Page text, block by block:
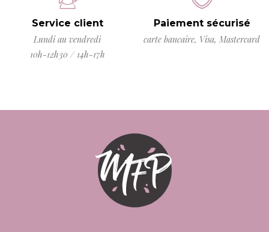
Service client
Lundi au vendredi
10h-12h30 / 14h-17h
Paiement sécurisé
carte bancaire, Visa, Mastercard